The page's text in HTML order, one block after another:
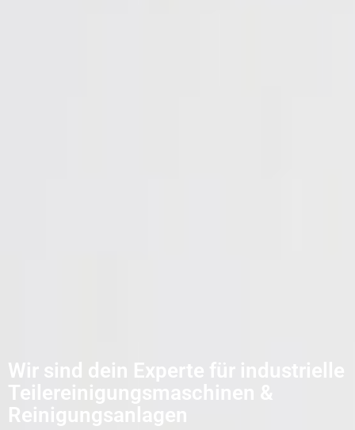
Wir sind dein Experte für industrielle
Teilereinigungsmaschinen &
Reinigungsanlagen